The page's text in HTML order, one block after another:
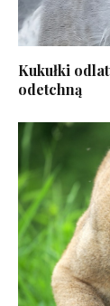
Kukułki
odetchną